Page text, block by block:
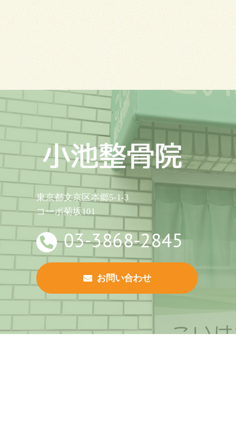
東京都文京区本郷5-1-3
コーポ菊坂101
03-3868-2845
お問い合わせ